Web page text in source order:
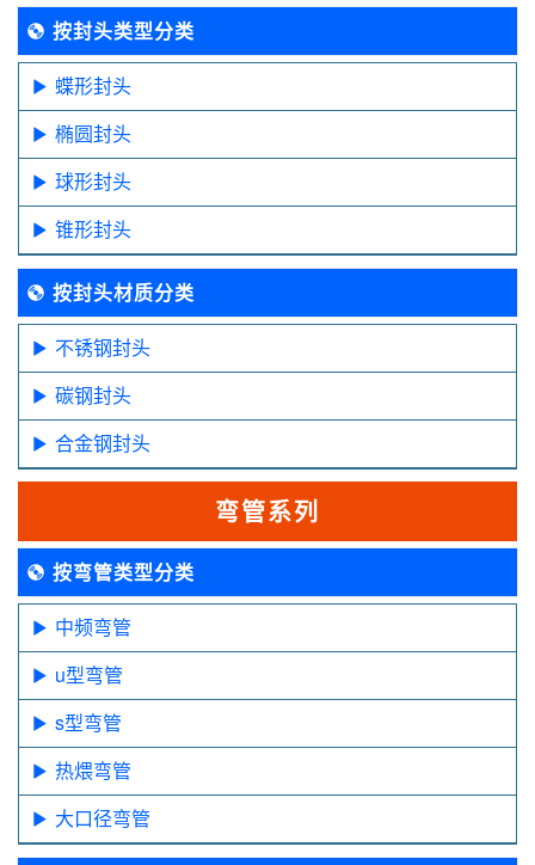
按封头类型分类
蝶形封头
椭圆封头
球形封头
锥形封头
按封头材质分类
不锈钢封头
碳钢封头
合金钢封头
弯管系列
按弯管类型分类
中频弯管
u型弯管
s型弯管
热煨弯管
大口径弯管